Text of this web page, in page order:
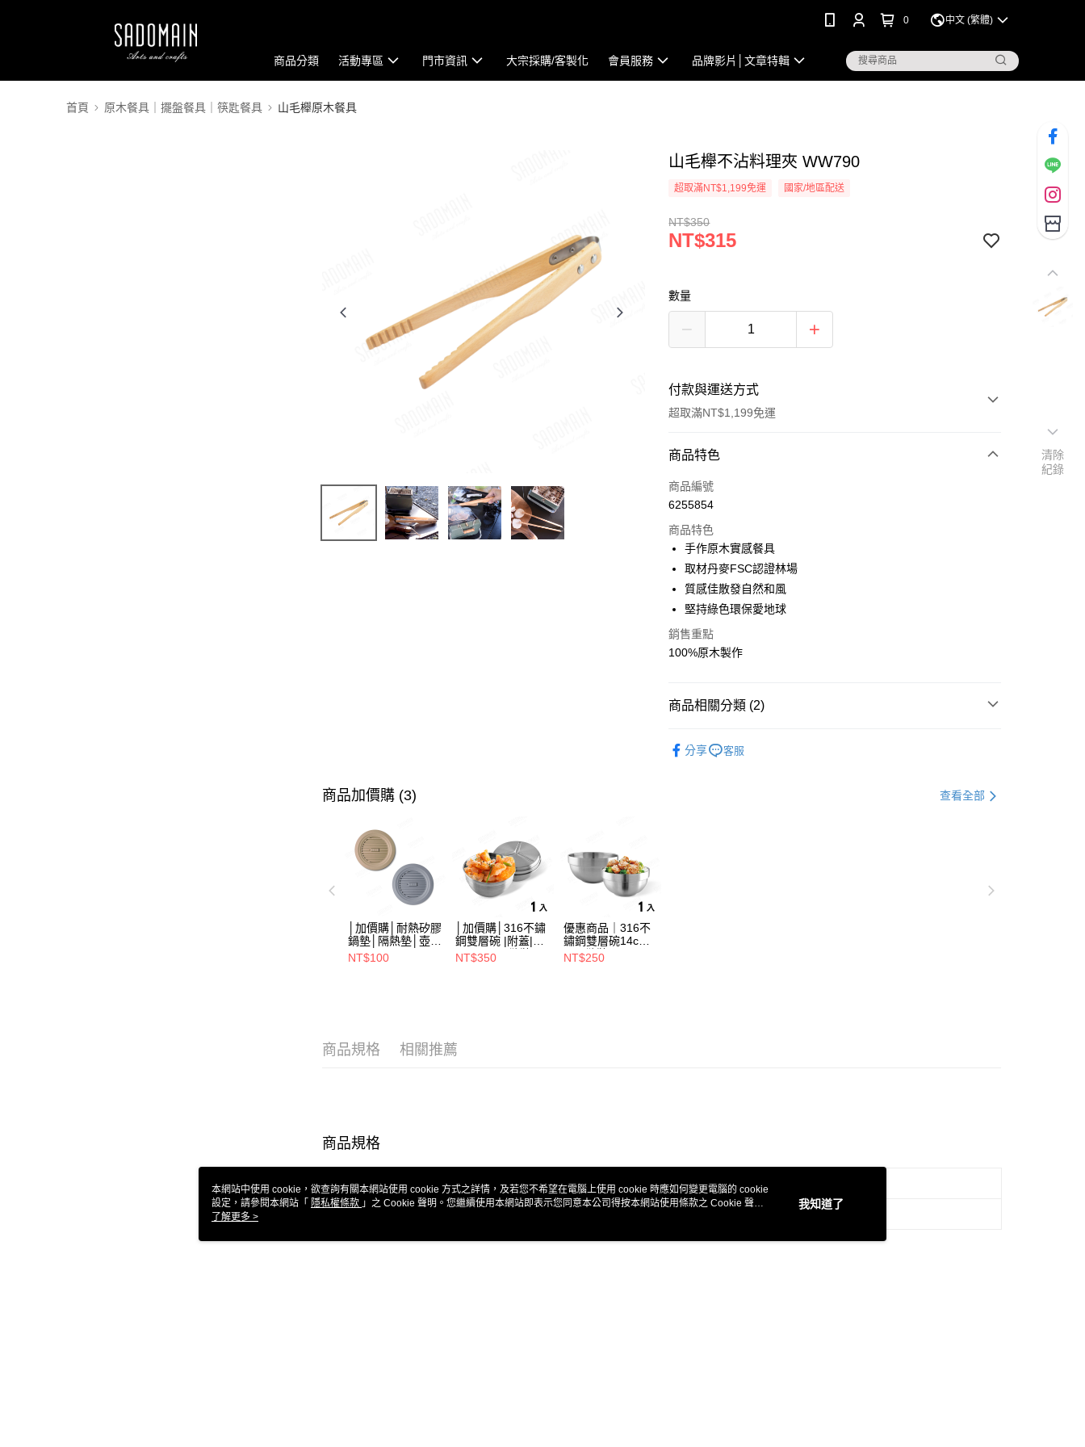
0 中文 (繁體)
商品分類 活動專區 門市資訊 大宗採購/客製化 會員服務 品牌影片│文章特輯
首頁 原木餐具｜擺盤餐具｜筷匙餐具 山毛櫸原木餐具
山毛櫸不沾料理夾 WW790
超取滿NT$1,199免運 國家/地區配送
NT$350
NT$315
數量
付款與運送方式
超取滿NT$1,199免運
付款方式
信用卡一次付款
Apple Pay
街口支付
悠遊付
Google Pay
運送方式
商品特色
商品編號
6255854
商品特色
手作原木實感餐具
取材丹麥FSC認證林場
質感佳散發自然和風
堅持綠色環保愛地球
銷售重點
100%原木製作
商品相關分類 (2)
分享 客服
商品加價購 (3) 查看全部
│加價購│耐熱矽膠
鍋墊│隔熱墊│壺墊
15.2cm GS152
NT$100
│加價購│316不鏽
鋼雙層碗 |附蓋|
14cm (1入散裝)
SG0141
NT$350
優惠商品｜316不
鏽鋼雙層碗14cm
(1入散裝) SG0140
NT$250
商品規格 相關推薦
商品規格
材質 山毛櫸
清除
紀錄
本網站中使用 cookie，欲查詢有關本網站使用 cookie 方式之詳情，及若您不希望在電腦上使用 cookie 時應如何變更電腦的 cookie
設定，請參閱本網站「 隱私權條款 」之 Cookie 聲明。您繼續使用本網站即表示您同意本公司得按本網站使用條款之 Cookie 聲明
使用 cookie。
了解更多 >
我知道了